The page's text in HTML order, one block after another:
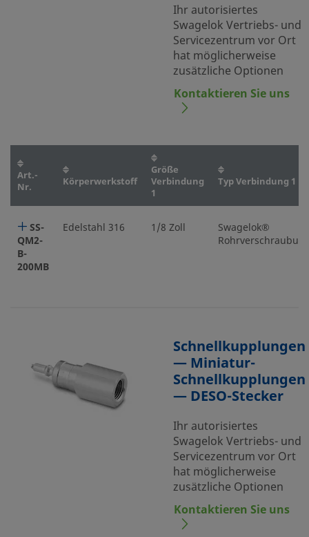
Ihr autorisiertes
Swagelok Vertriebs- und
Servicezentrum vor Ort
hat möglicherweise
zusätzliche Optionen
Kontaktieren Sie uns
Art.-
Nr.
Körperwerkstoff
Größe
Verbindung
1
Typ Verbindung 1
SS-
QM2-
B-
200MB
Edelstahl 316 1/8 Zoll
Swagelok®
Schnellkupplungen
— Miniatur-
Schnellkupplungen
— DESO-Stecker
Ihr autorisiertes
Swagelok Vertriebs- und
Servicezentrum vor Ort
hat möglicherweise
zusätzliche Optionen
Kontaktieren Sie uns